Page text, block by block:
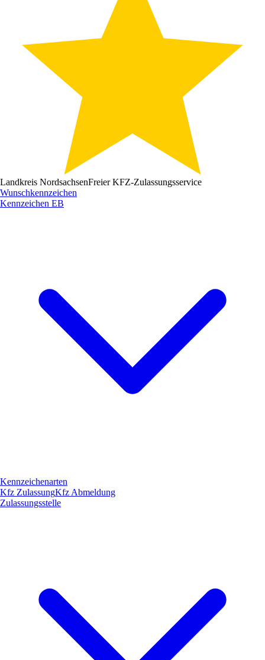
Landkreis NordsachsenFreier KFZ-Zulassungsservice
Wunschkennzeichen
Kennzeichen EB
Kennzeichenarten
Kfz ZulassungKfz Abmeldung
Zulassungsstelle